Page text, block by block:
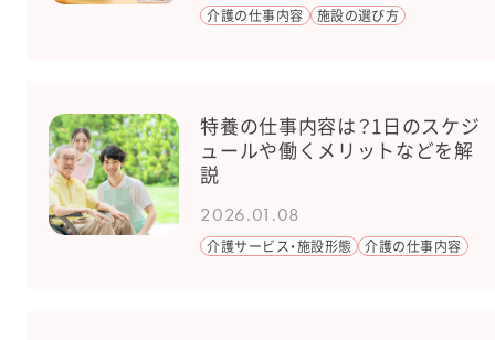
介護の仕事内容 施設の選び方
特養の仕事内容は？1日のスケジ
ュールや働くメリットなどを解
説
2026.01.08
介護サービス・施設形態 介護の仕事内容